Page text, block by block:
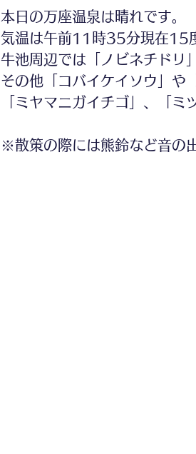
本日の万座温泉は晴れです。
気温は午前11時35分現在15
牛池周辺では「ノビネチドリ
その他「コバイケイソウ」や
「ミヤマニガイチゴ」、「ミ
※散策の際には熊鈴など音の